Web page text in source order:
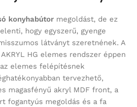
konyhabútor megoldást, de ez
hogy egyszerű, gyenge
látványt szeretnének. A
AKRYL HG elemes rendszer éppen
elemes felépítésnek
tervezhető,
magasfényű akryl MDF front, a
fogantyús megoldás és a fa